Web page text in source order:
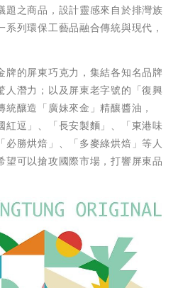
題之商品，設計靈感來自於排灣族
列環保工藝品融合傳統與現代，
牌的屏東巧克力，集結各知名品牌
人潛力；以及屏東老字號的「復興
釀造「廣妹來金」精釀醬油，
紅逗」、「長安製麵」、「東港味
必勝烘焙」、「多麥綠烘焙」等人
望可以搶攻國際市場，打響屏東品